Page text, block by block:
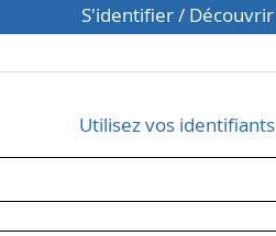
S'identifier / Découvrir
Utilisez vos identifiants